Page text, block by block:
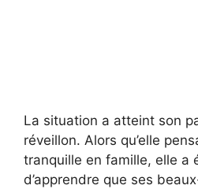
La situation a atteint son
réveillon. Alors qu’elle
tranquille en famille, elle a
d’apprendre que ses